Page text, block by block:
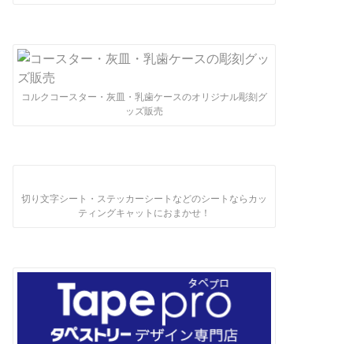
コルクコースター・灰皿・乳歯ケースのオリジナル彫刻グ
ッズ販売
切り文字シート・ステッカーシートなどのシートならカッ
ティングキャットにおまかせ！